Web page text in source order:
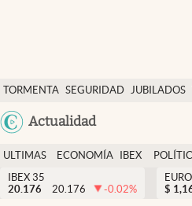
TORMENTA SEGURIDAD JUBILADOS
Actualidad
Economía y finanzas
Política
Actualidad
Criptomonedas
ULTIMAS
NOTICIAS
ECONOMÍA
FINANZAS
IBEX
EURO
IBEX 35
20.176
20.176 -0.02%
$